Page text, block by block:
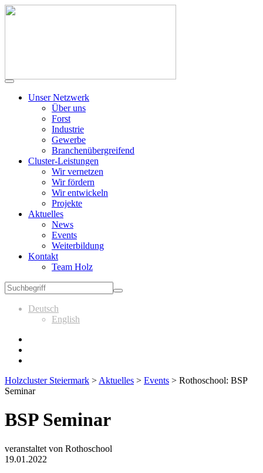
Unser Netzwerk
Über uns
Forst
Industrie
Gewerbe
Branchenübergreifend
Cluster-Leistungen
Wir vernetzen
Wir fördern
Wir entwickeln
Projekte
Aktuelles
News
Events
Weiterbildung
Kontakt
Team Holz
Deutsch
English
Holzcluster Steiermark > Aktuelles > Events > Rothoschool: BSP
Seminar
BSP Seminar
veranstaltet von Rothoschool
19.01.2022